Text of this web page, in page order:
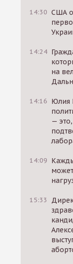
14:30 США
14:24
на
14:16 Юлия
—
14:09
15:33